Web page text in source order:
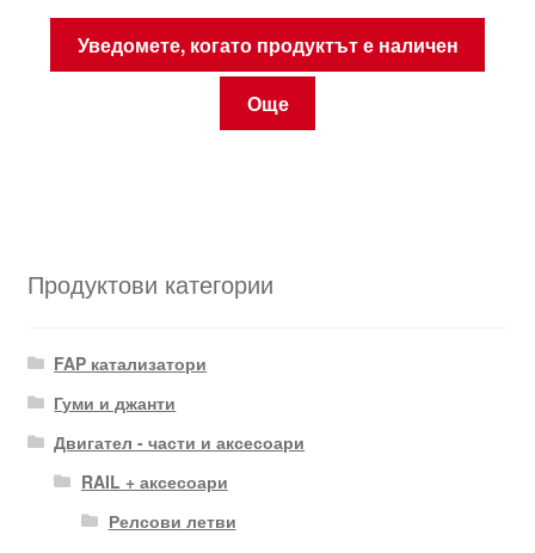
Уведомете, когато продуктът е наличен
Още
Продуктови категории
FAP катализатори
Гуми и джанти
Двигател - части и аксесоари
RAIL + аксесоари
Релсови летви